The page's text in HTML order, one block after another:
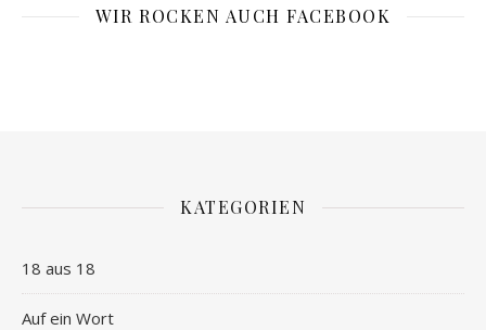
WIR ROCKEN AUCH FACEBOOK
KATEGORIEN
18 aus 18
Auf ein Wort